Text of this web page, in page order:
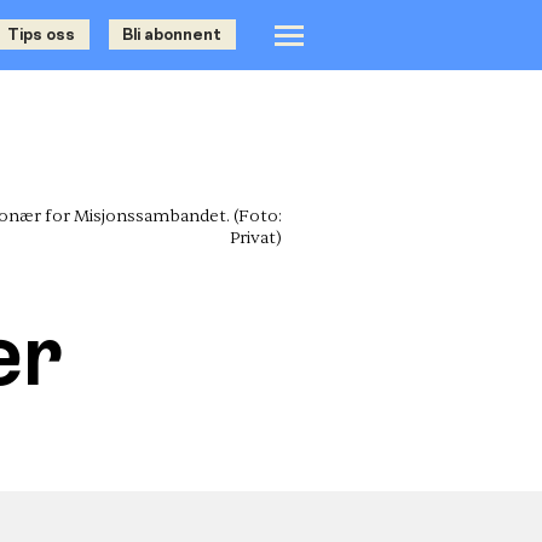
Tips oss Bli abonnent
for Misjonssambandet. (Foto:
Privat)